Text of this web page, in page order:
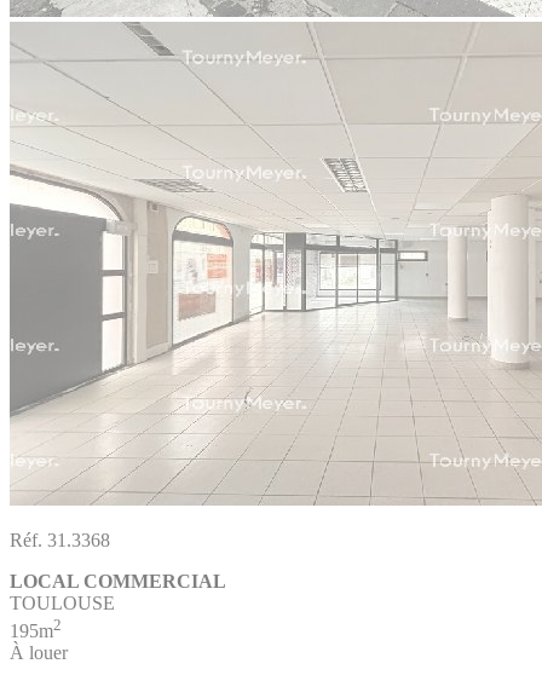
Réf. 31.3368
LOCAL COMMERCIAL
TOULOUSE
195m2
À louer